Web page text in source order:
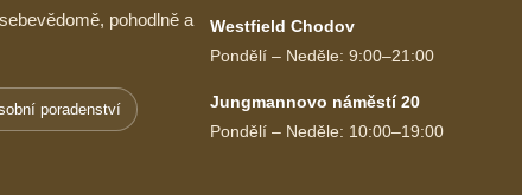
pohodlně a
poradenství
Westfield Chodov
Pondělí – Neděle: 9:00–21:00
Jungmannovo náměstí 20
Pondělí – Neděle: 10:00–19:00